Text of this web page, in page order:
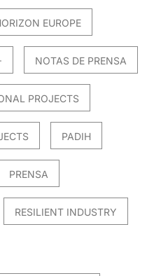
EUROPE
NOTAS DE PRENSA
PROJECTS
PADIH
PRENSA
RESILIENT INDUSTRY